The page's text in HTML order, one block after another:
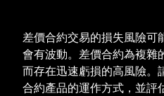
差價合約交易的損失風險可
會有波動。差價合約為複雜
而存在迅速虧損的高風險。
合約產品的運作方式，並評